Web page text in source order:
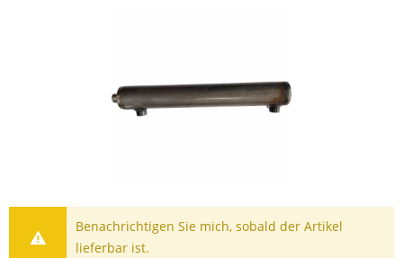
Benachrichtigen Sie mich, sobald der Artikel
lieferbar ist.